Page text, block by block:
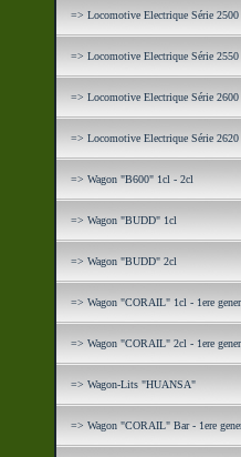
=> Locomotive Electrique Série 2500
=> Locomotive Electrique Série 2550
=> Locomotive Electrique Série 2600
=> Locomotive Electrique Série 2620
=> Wagon "B600" 1cl - 2cl
=> Wagon "BUDD" 1cl
=> Wagon "BUDD" 2cl
=> Wagon "CORAIL" 1cl - 1ere
=> Wagon "CORAIL" 2cl - 1ere
=> Wagon-Lits "HUANSA"
=> Wagon "CORAIL" Bar - 1ere